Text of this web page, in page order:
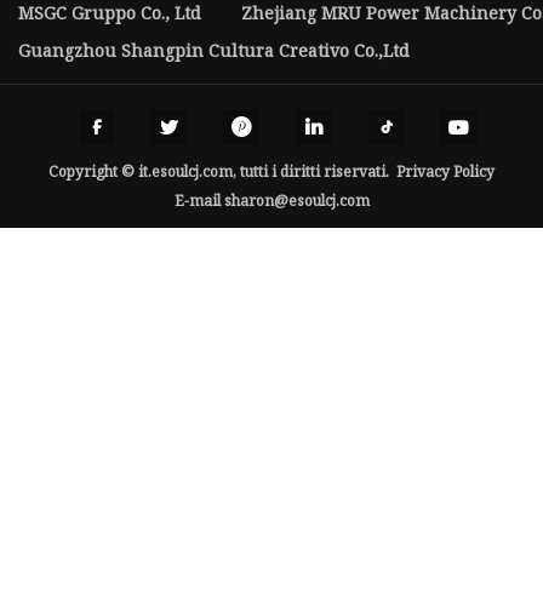
MSGC Gruppo Co., Ltd
Zhejiang MRU Power Machinery
Guangzhou Shangpin Cultura Creativo Co.,Ltd
Copyright © it.esoulcj.com, tutti i diritti riservati. Privacy Policy
E-mailsharon@esoulcj.com